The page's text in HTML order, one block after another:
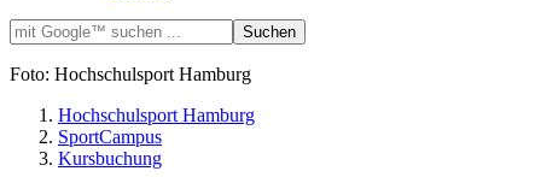
Foto: Hochschulsport Hamburg
Hochschulsport Hamburg
SportCampus
Kursbuchung